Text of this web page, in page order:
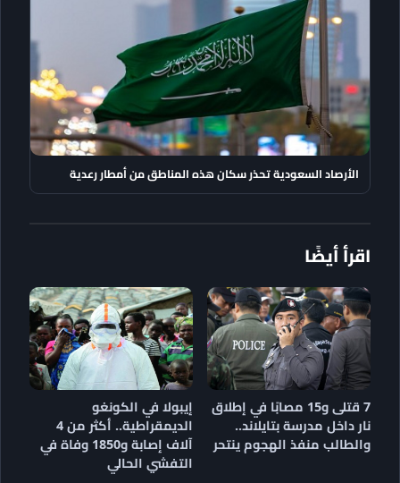
الأرصاد السعودية تحذر سكان هذه المناطق من أمطار رعدية
اقرأ أيضًا
7 قتلى و15 مصابًا في إطلاق
نار داخل مدرسة بتايلاند..
والطالب منفذ الهجوم ينتحر
إيبولا في الكونغو
الديمقراطية.. أكثر من 4
آلاف إصابة و1850 وفاة في
التفشي الحالي